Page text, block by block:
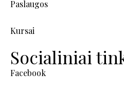
Paslaugos
Kursai
Socialiniai
Facebook